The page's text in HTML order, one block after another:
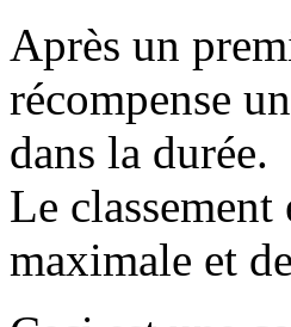
Après un
récompense
dans la durée.
Le classement
maximale et